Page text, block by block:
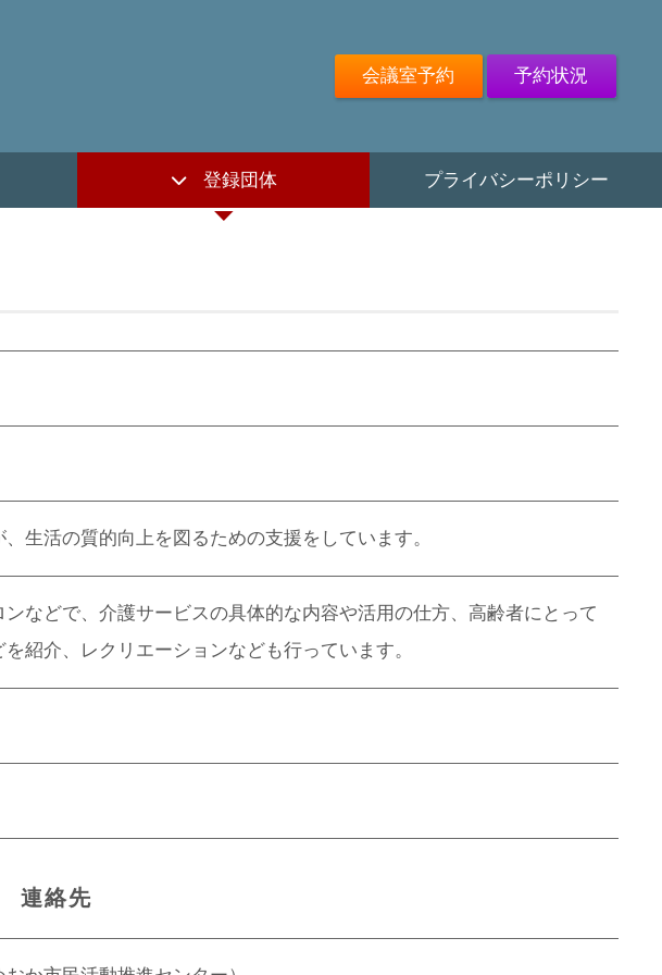
会議室予約 予約状況
登録団体 プライバシーポリシー
生活の質的向上を図るための支援をしています。
などで、介護サービスの具体的な内容や活用の仕方、高齢者にとって
紹介、レクリエーションなども行っています。
連絡先